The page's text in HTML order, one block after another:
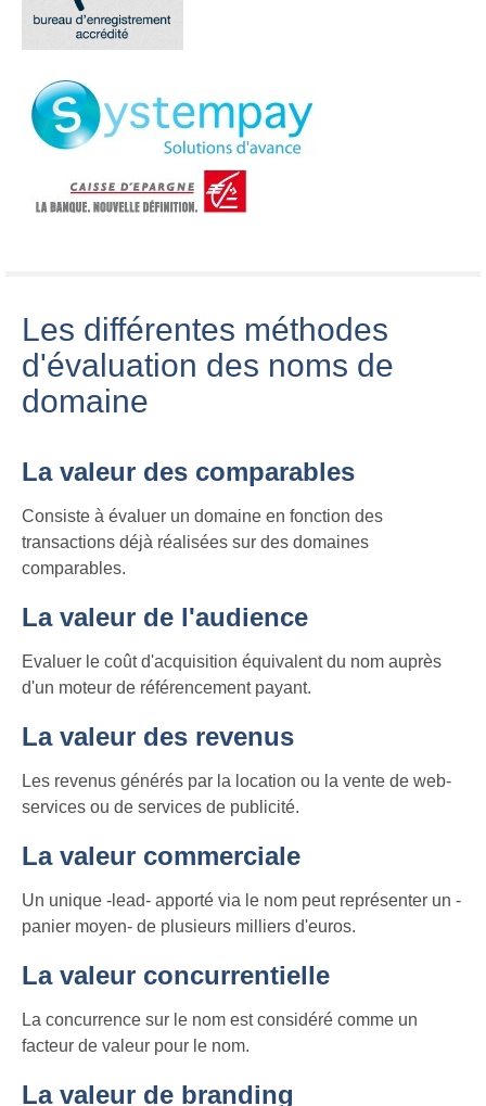
Les différentes méthodes
d'évaluation des noms de
domaine
La valeur des comparables
Consiste à évaluer un domaine en fonction des
transactions déjà réalisées sur des domaines
comparables.
La valeur de l'audience
Evaluer le coût d'acquisition équivalent du nom auprès
d'un moteur de référencement payant.
La valeur des revenus
Les revenus générés par la location ou la vente de web-
services ou de services de publicité.
La valeur commerciale
Un unique -lead- apporté via le nom peut représenter un -
panier moyen- de plusieurs milliers d'euros.
La valeur concurrentielle
La concurrence sur le nom est considéré comme un
facteur de valeur pour le nom.
La valeur de branding